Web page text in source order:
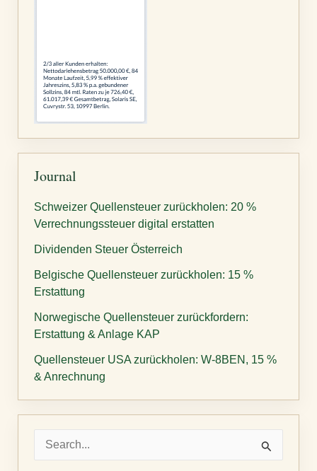
Journal
Schweizer Quellensteuer zurückholen: 20 %
Verrechnungssteuer digital erstatten
Dividenden Steuer Österreich
Belgische Quellensteuer zurückholen: 15 %
Erstattung
Norwegische Quellensteuer zurückfordern:
Erstattung & Anlage KAP
Quellensteuer USA zurückholen: W-8BEN, 15 %
& Anrechnung